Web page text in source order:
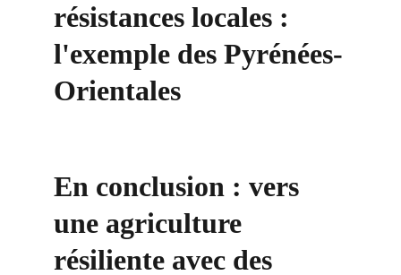
résistances locales :
l'exemple des Pyrénées-
Orientales
En conclusion : vers
une agriculture
résiliente avec des